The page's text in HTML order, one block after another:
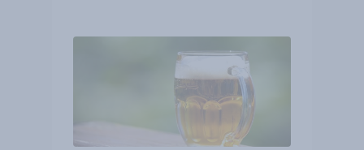
wächst um über 23 Prozent